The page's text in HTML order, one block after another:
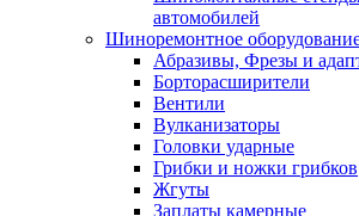
автомобилей
Шиноремонтное
Абразивы, Фрезы и
Борторасширители
Вентили
Вулканизаторы
Головки ударные
Грибки и ножки грибков
Жгуты
Заплаты камерные